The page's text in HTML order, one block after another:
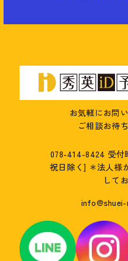
お気軽にお問
ご相談お待
078-414-8424 受付
祝日除く] ＊法人様
して